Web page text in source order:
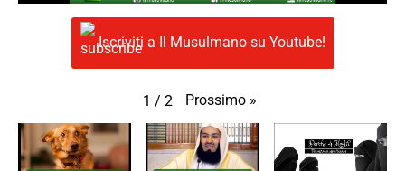
Iscriviti a Il Musulmano su Youtube!
1 / 2 Prossimo »